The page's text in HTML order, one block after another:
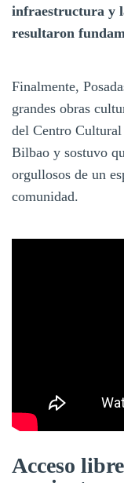
infraestructura y
resultaron
Finalmente,
grandes obras
del Centro
Bilbao y sostuvo
orgullosos de un
comunidad.
Acceso